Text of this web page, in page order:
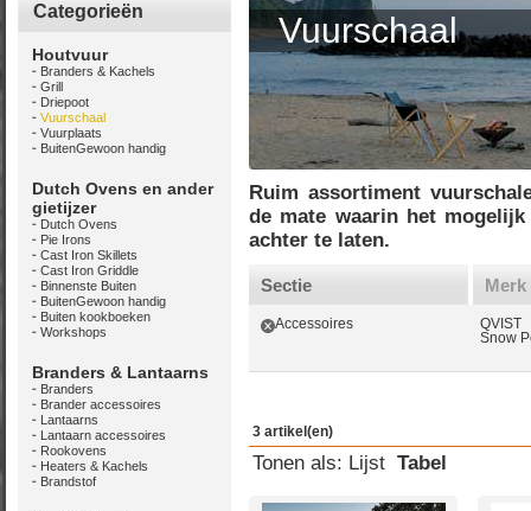
Categorieën
Houtvuur
Branders & Kachels
Grill
Driepoot
Vuurschaal
Vuurplaats
BuitenGewoon handig
Dutch Ovens en ander
gietijzer
Dutch Ovens
Pie Irons
Cast Iron Skillets
Cast Iron Griddle
Binnenste Buiten
BuitenGewoon handig
Buiten kookboeken
Workshops
Branders & Lantaarns
Branders
Brander accessoires
Lantaarns
Lantaarn accessoires
Rookovens
Heaters & Kachels
Brandstof
Vuurschaal
Ruim assortiment
de mate waarin het
achter te laten.
Sectie
Accessoires
Merk
QVIST
Snow
3 artikel(en)
Tonen als: Lijst Tabel